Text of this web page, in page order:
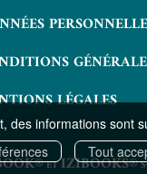
des informations sont
Tout
LÉGALES
ETIZIBOOKS®